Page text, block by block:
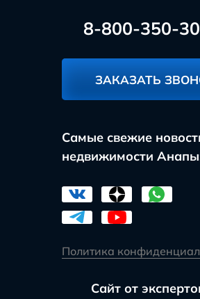
8-800-350-
ЗАКАЗАТЬ
Самые свежие
недвижимости
Политика
Сайт от